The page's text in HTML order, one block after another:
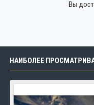
Вы
НАИБОЛЕЕ